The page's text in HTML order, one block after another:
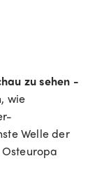
zu sehen -
wie
Welle der